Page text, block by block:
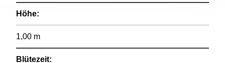
Höhe:
1,00 m
Blütezeit: